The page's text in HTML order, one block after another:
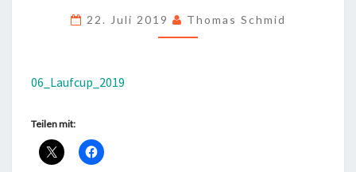
22. Juli 2019 Thomas Schmid
06_Laufcup_2019
Teilen mit: